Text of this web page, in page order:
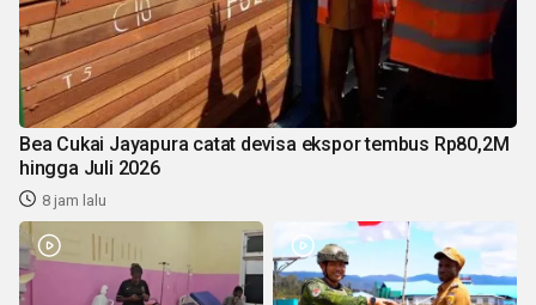
Bea Cukai Jayapura catat devisa ekspor tembus Rp80,2M
hingga Juli 2026
8 jam lalu